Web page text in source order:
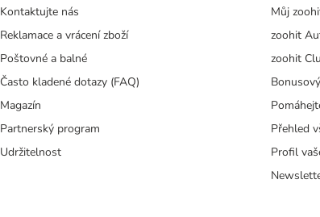
Kontaktujte nás
Reklamace a vrácení zboží
Poštovné a balné
Často kladené dotazy (FAQ)
Magazín
Partnerský program
Udržitelnost
Můj
zoohit
zoohit
Přehled
Profil